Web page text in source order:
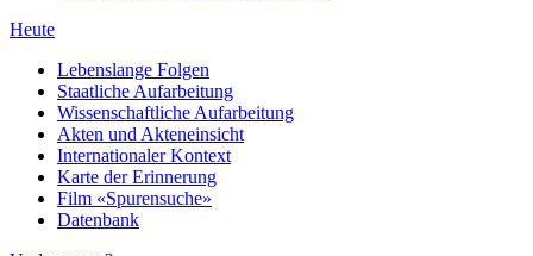
Heute
Lebenslange Folgen
Staatliche Aufarbeitung
Wissenschaftliche Aufarbeitung
Akten und Akteneinsicht
Internationaler Kontext
Karte der Erinnerung
Film «Spurensuche»
Datenbank